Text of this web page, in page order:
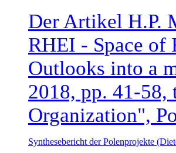
Der Artikel H.P.
RHEI - Space of
Outlooks into a
2018, pp. 41-58,
Organization",
Synthesebericht der Polenprojekte